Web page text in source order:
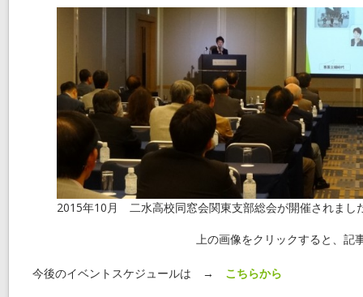
2015年10月 二水高校同窓会関東支部総会が開催されまし
上の画像をクリックすると、
今後のイベントスケジュールは → こちらから